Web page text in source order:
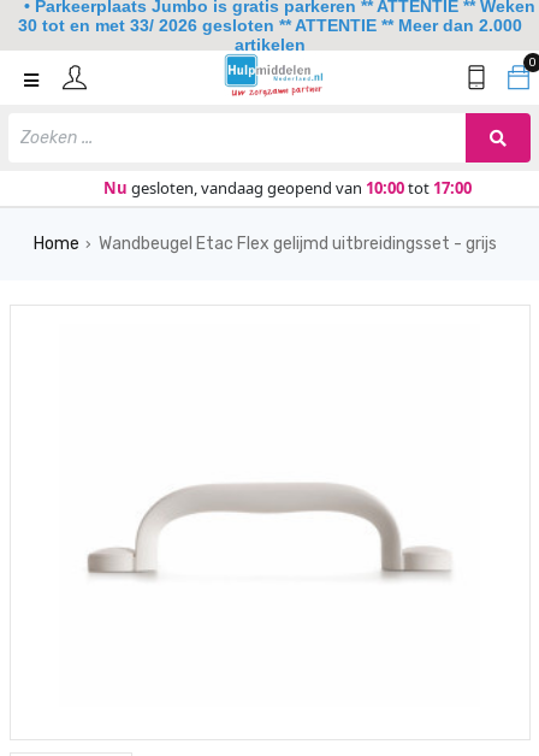
0
Nu gesloten, vandaag geopend van 10:00tot 17:00
Home
Home › Wandbeugel Etac Flex gelijmd uitbreidingsset - grijs
• Parkeerplaats Jumbo is gratis parkeren ** ATTENTIE ** Weken
30 tot en met 33/ 2026 gesloten ** ATTENTIE ** Meer dan 2.000
artikelen